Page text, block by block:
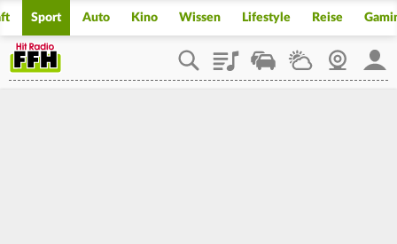
Sport Auto Kino Wissen Lifestyle Reise
PlaylistStaupilotWetterWebcam